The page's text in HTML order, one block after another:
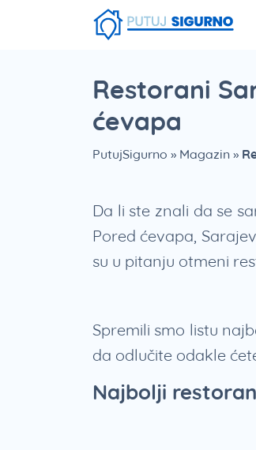
Restorani
ćevapa
PutujSigurno » Magazin »
Da li ste znali da se
Pored ćevapa,
su u pitanju otmeni
Spremili smo listu
da odlučite odakle
Najbolji